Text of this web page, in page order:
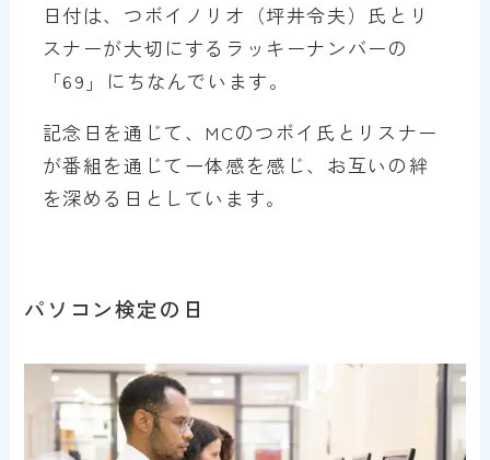
日付は、つボイノリオ（坪井令夫）氏とリ
スナーが大切にするラッキーナンバーの
「69」にちなんでいます。
記念日を通じて、MCのつボイ氏とリスナー
が番組を通じて一体感を感じ、お互いの絆
を深める日としています。
パソコン検定の日